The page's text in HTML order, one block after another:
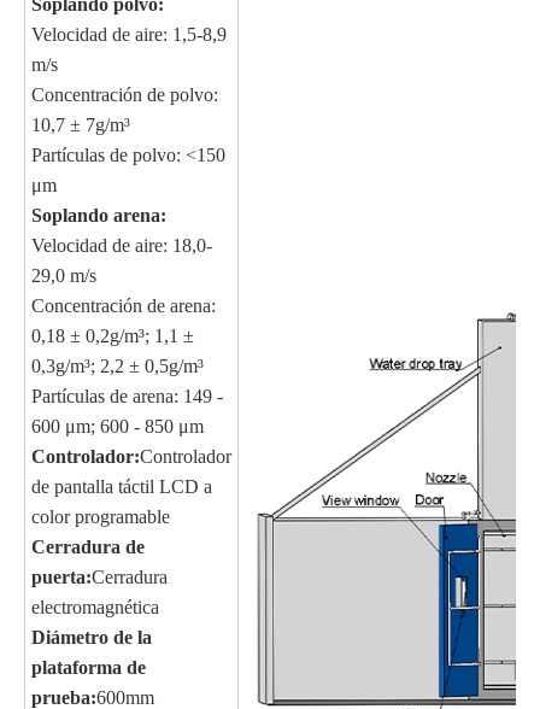
Soplando polvo:
Velocidad de aire: 1,5-8,9
m/s
Concentración de polvo:
10,7 ± 7g/m³
Partículas de polvo: <150
μm
Soplando arena:
Velocidad de aire: 18,0-
29,0 m/s
Concentración de arena:
0,18 ± 0,2g/m³; 1,1 ±
0,3g/m³; 2,2 ± 0,5g/m³
Partículas de arena: 149 -
600 μm; 600 - 850 μm
Controlador:Controlador
de pantalla táctil LCD a
color programable
Cerradura de
puerta:Cerradura
electromagnética
Diámetro de la
plataforma de
prueba:600mm